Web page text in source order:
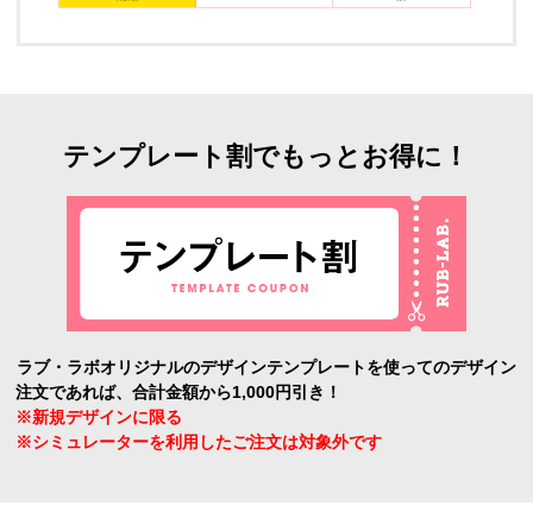
テンプレート割でもっとお得に！
ラブ・ラボオリジナルのデザインテンプレートを使ってのデザイン
注文であれば、合計金額から1,000円引き！
※新規デザインに限る
※シミュレーターを利用したご注文は対象外です